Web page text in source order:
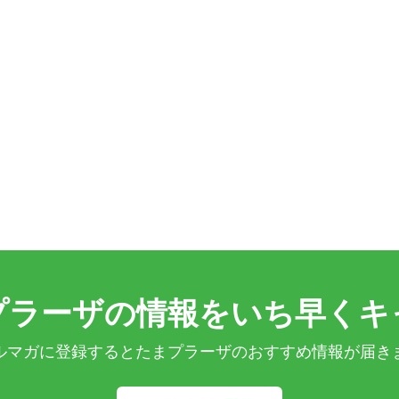
ーザの情報をいち早くキ
マガに登録するとたまプラーザのおすすめ情報が届き